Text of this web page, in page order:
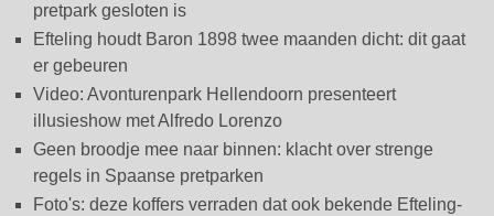
pretpark gesloten is
Efteling houdt Baron 1898 twee maanden dicht: dit gaat
er gebeuren
Video: Avonturenpark Hellendoorn presenteert
illusieshow met Alfredo Lorenzo
Geen broodje mee naar binnen: klacht over strenge
regels in Spaanse pretparken
Foto's: deze koffers verraden dat ook bekende Efteling-